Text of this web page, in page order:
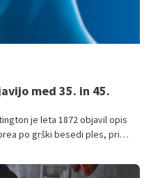
med 35. in 45.
je leta 1872 objavil opis
po grški besedi ples, pri
v Huntigtonovo